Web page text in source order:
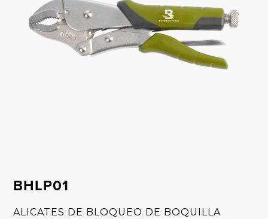
BHLP01
ALICATES DE BLOQUEO DE BOQUILLA